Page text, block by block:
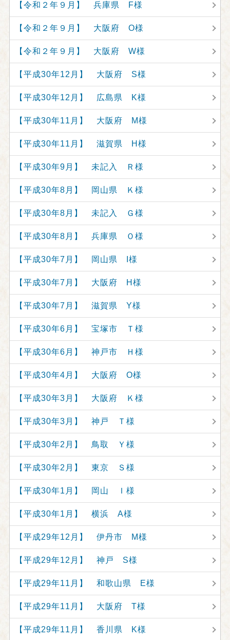
【令和２年９月】 兵庫県 F様
【令和２年９月】 大阪府 O様
【令和２年９月】 大阪府 W様
【平成30年12月】 大阪府 S様
【平成30年12月】 広島県 K様
【平成30年11月】 大阪府 M様
【平成30年11月】 滋賀県 H様
【平成30年9月】 未記入 Ｒ様
【平成30年8月】 岡山県 Ｋ様
【平成30年8月】 未記入 Ｇ様
【平成30年8月】 兵庫県 Ｏ様
【平成30年7月】 岡山県 I様
【平成30年7月】 大阪府 H様
【平成30年7月】 滋賀県 Y様
【平成30年6月】 宝塚市 Ｔ様
【平成30年6月】 神戸市 Ｈ様
【平成30年4月】 大阪府 O様
【平成30年3月】 大阪府 Ｋ様
【平成30年3月】 神戸 Ｔ様
【平成30年2月】 鳥取 Ｙ様
【平成30年2月】 東京 Ｓ様
【平成30年1月】 岡山 Ｉ様
【平成30年1月】 横浜 A様
【平成29年12月】 伊丹市 M様
【平成29年12月】 神戸 S様
【平成29年11月】 和歌山県 E様
【平成29年11月】 大阪府 T様
【平成29年11月】 香川県 K様